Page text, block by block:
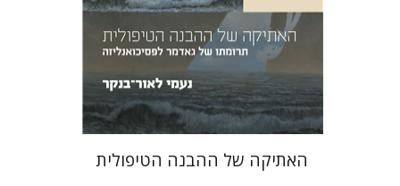
הנחת אתר ספר מודפס
$32
$29
האתיקה של ההבנה הטיפולית